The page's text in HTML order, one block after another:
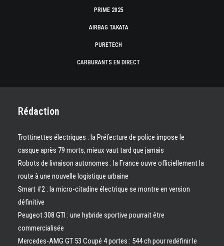
PRIME 2025
AIRBAG TAKATA
PURETECH
CARBURANTS EN DIRECT
Rédaction
Trottinettes électriques : la Préfecture de police impose le
casque après 79 morts, mieux vaut tard que jamais
Robots de livraison autonomes : la France ouvre officiellement la
route à une nouvelle logistique urbaine
Smart #2 : la micro-citadine électrique se montre en version
définitive
Peugeot 308 GTI : une hybride sportive pourrait être
commercialisée
Mercedes-AMG GT 53 Coupé 4 portes : 544 ch pour redéfinir le